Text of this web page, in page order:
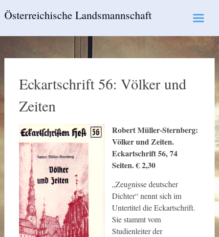
toÖsterreichische Landsmannschaft
Eckartschrift 56: Völker und
Zeiten
Robert Müller-Sternberg:
Völker und Zeiten.
Eckartschrift 56, 74
Seiten. € 2,30
„Zeugnisse deutscher
Dichter“ nennt sich im
Untertitel die Eckartschrift.
Sie stammt vom
Studienleiter der